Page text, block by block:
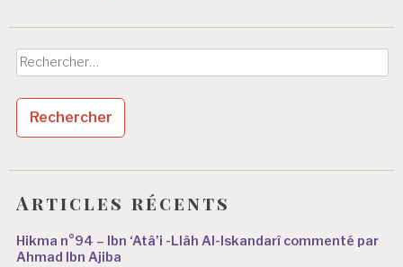
Rechercher :
Articles récents
Hikma n°94 – Ibn ‘Atâ’i -Llâh Al-Iskandarî commenté par
Ahmad Ibn Ajiba